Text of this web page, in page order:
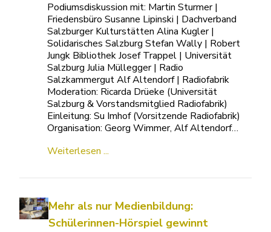
Podiumsdiskussion mit: Martin Sturmer |
Friedensbüro Susanne Lipinski | Dachverband
Salzburger Kulturstätten Alina Kugler |
Solidarisches Salzburg Stefan Wally | Robert
Jungk Bibliothek Josef Trappel | Universität
Salzburg Julia Müllegger | Radio
Salzkammergut Alf Altendorf | Radiofabrik
Moderation: Ricarda Drüeke (Universität
Salzburg & Vorstandsmitglied Radiofabrik)
Einleitung: Su Imhof (Vorsitzende Radiofabrik)
Organisation: Georg Wimmer, Alf Altendorf…
Weiterlesen ...
Mehr als nur Medienbildung:
Schülerinnen-Hörspiel gewinnt